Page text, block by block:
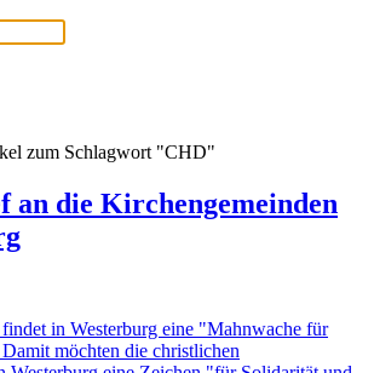
zum Schlagwort "CHD"
an die Kirchengemeinden
in Westerburg eine "Mahnwache für
möchten die christlichen